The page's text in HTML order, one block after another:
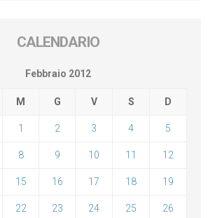
CALENDARIO
Febbraio 2012
M G V S D
1 2 3 4 5
8 9 10 11 12
15 16 17 18 19
22 23 24 25 26